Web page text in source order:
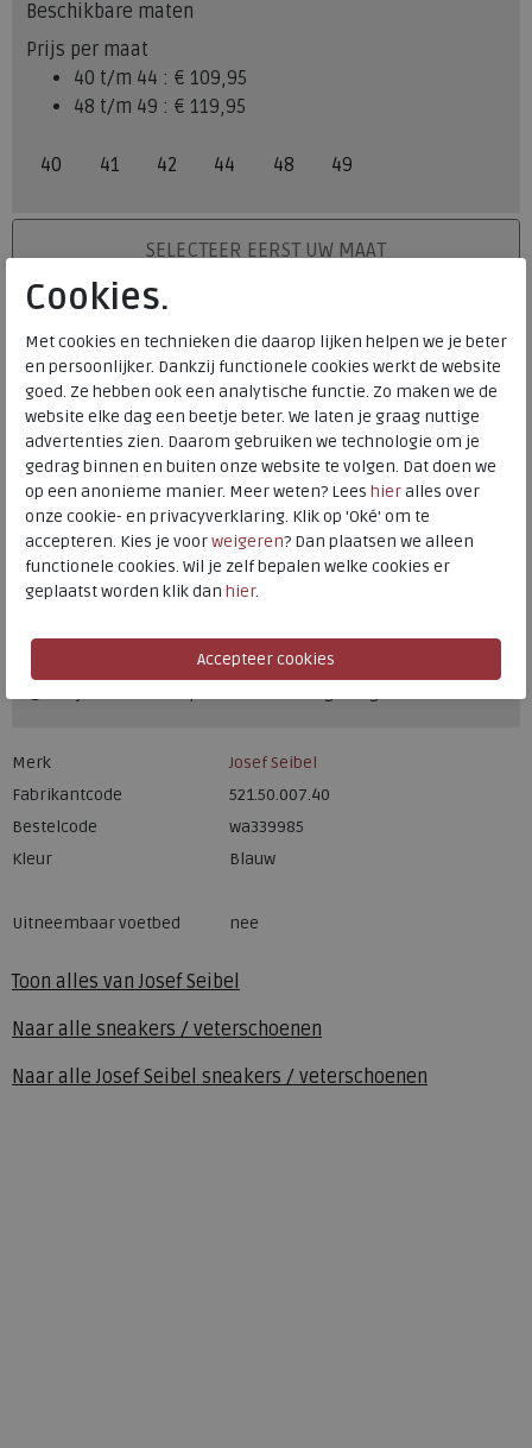
Toon alles vanJosef Seibel
Naar alle sneakers / veterschoenen
Naar alleJosef Seibel sneakers / veterschoenen
Beschikbare maten
Prijs per maat
40 t/m 44 : € 109,95
48 t/m 49 : € 119,95
40 41 42 44 48 49
PLAATS IN WINKELMANDSELECTEER EERST UW MAAT
Onze winkelvoorraad
Maat 40 41 42 44 48
49
Meijerink Heemskerk
HEEMSKERK
Meijerink Hoorn
HOORN
Hulp nodig? bel:0229 760 760
Voor 14:00 uur besteld = dezelfde werkdag verzonden*
Merk
Josef Seibel
Fabrikantcode
521.50.007.40
Bestelcode
wa339985
Kleur
Blauw
Uitneembaar voetbed nee
Cookies.
Met cookies en technieken die daarop lijken helpen we je beter
en persoonlijker. Dankzij functionele cookies werkt de website
goed. Ze hebben ook een analytische functie. Zo maken we de
website elke dag een beetje beter. We laten je graag nuttige
advertenties zien. Daarom gebruiken we technologie om je
gedrag binnen en buiten onze website te volgen. Dat doen we
op een anonieme manier. Meer weten? Lees hieralles over
onze cookie- en privacyverklaring. Klik op 'Oké' om te
accepteren. Kies je voorweigeren? Dan plaatsen we alleen
functionele cookies. Wil je zelf bepalen welke cookies er
geplaatst worden klik dan hier.